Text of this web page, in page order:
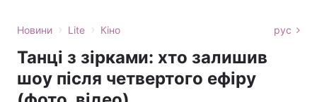
Новини › Lite › Кіно рус
Танці з зірками: хто залишив
шоу після четвертого ефіру